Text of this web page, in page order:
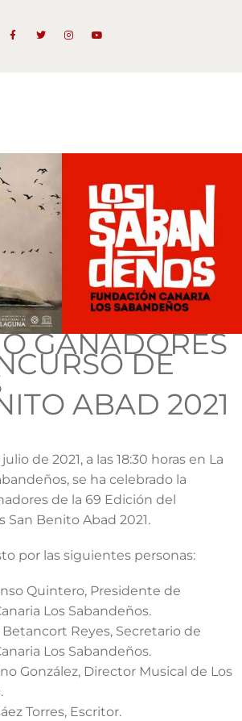
GANADORES
DE
ABAD 2021
de 2021, a las 18:30 horas en La
se ha celebrado la
de la 69 Edición del
San Benito Abad 2021.
por las siguientes personas:
Quintero, Presidente de
Los Sabandeños.
Reyes, Secretario de
Los Sabandeños.
González, Director Musical de Los
Torres, Escritor.